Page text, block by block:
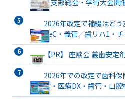
本支部総会・学術大会開
2026年改定で補綴はどう
TeC・義管／歯リハ1・
ト有床義歯まで詳解
【PR】 座談会 義歯安定
2026年での改定で歯科
診・医療DX・歯管・口